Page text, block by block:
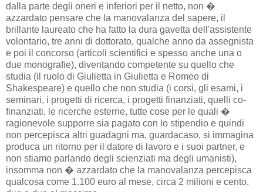
dalla parte degli oneri e inferiori per il netto, non �
azzardato pensare che la manovalanza del sapere, il
brillante laureato che ha fatto la dura gavetta dell'assistente
volontario, tre anni di dottorato, qualche anno da assegnista
e poi il concorso (articoli scientifici e spesso anche una o
due monografie), diventando competente su quello che
studia (il ruolo di Giulietta in Giulietta e Romeo di
Shakespeare) e quello che non studia (i corsi, gli esami, i
seminari, i progetti di ricerca, i progetti finanziati, quelli co-
finanziati, le ricerche esterne, tutte cose per le quali �
ragionevole supporre sia pagato con lo stipendio e quindi
non percepisca altri guadagni ma, guardacaso, si immagina
produca un ritorno per il datore di lavoro e i suoi partner, e
non stiamo parlando degli scienziati ma degli umanisti),
insomma non � azzardato che la manovalanza percepisca
qualcosa come 1.100 euro al mese, circa 2 milioni e cento,